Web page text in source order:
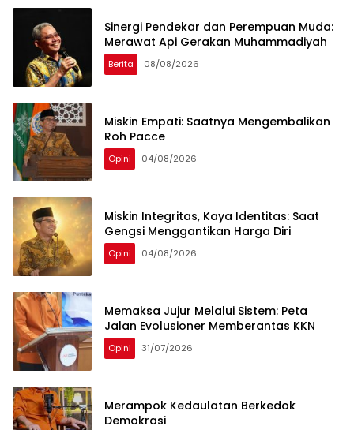
Sinergi Pendekar dan Perempuan Muda:
Merawat Api Gerakan Muhammadiyah
Berita 08/08/2026
Miskin Empati: Saatnya Mengembalikan
Roh Pacce
Opini 04/08/2026
Miskin Integritas, Kaya Identitas: Saat
Gengsi Menggantikan Harga Diri
Opini 04/08/2026
Memaksa Jujur Melalui Sistem: Peta
Jalan Evolusioner Memberantas KKN
Opini 31/07/2026
Merampok Kedaulatan Berkedok
Demokrasi